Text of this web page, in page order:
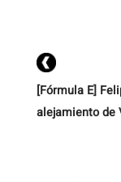
[Fórmula E]
alejamiento de